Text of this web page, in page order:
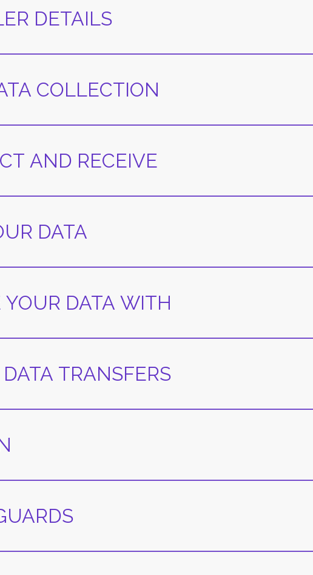
DETAILS
COLLECTION
AND RECEIVE
DATA
DATA WITH
TRANSFERS